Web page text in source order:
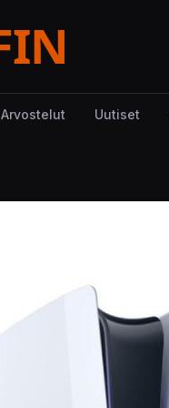
Arvostelut Uutiset